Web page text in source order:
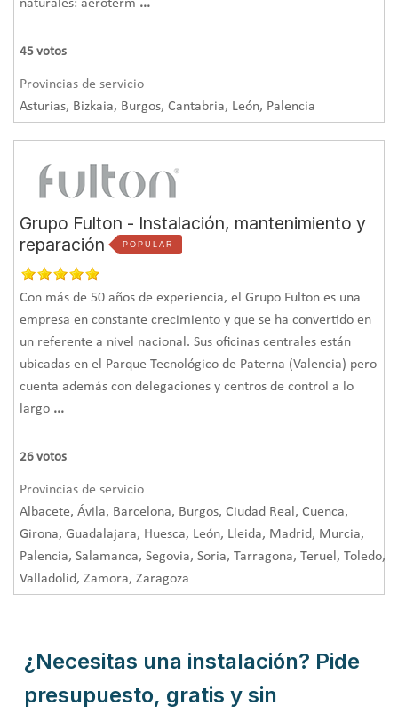
naturales: aeroterm ...
45 votos
Provincias de servicio
Asturias, Bizkaia, Burgos, Cantabria, León, Palencia
Grupo Fulton - Instalación, mantenimiento y
reparación
POPULAR
Con más de 50 años de experiencia, el Grupo Fulton es una
empresa en constante crecimiento y que se ha convertido en
un referente a nivel nacional. Sus oficinas centrales están
ubicadas en el Parque Tecnológico de Paterna (Valencia) pero
cuenta además con delegaciones y centros de control a lo
largo ...
26 votos
Provincias de servicio
Albacete, Ávila, Barcelona, Burgos, Ciudad Real, Cuenca,
Girona, Guadalajara, Huesca, León, Lleida, Madrid, Murcia,
Palencia, Salamanca, Segovia, Soria, Tarragona, Teruel, Toledo,
Valladolid, Zamora, Zaragoza
¿Necesitas una instalación? Pide
presupuesto, gratis y sin